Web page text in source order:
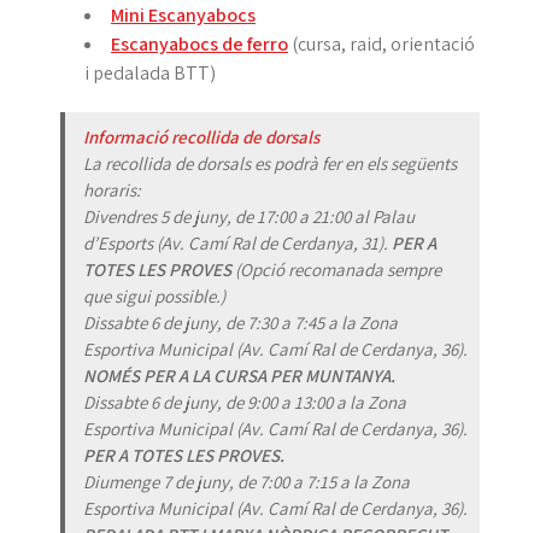
Mini Escanyabocs
Escanyabocs de ferro(cursa, raid, orientació
i pedalada BTT)
Informació recollida de dorsals
La recollida de dorsals es podrà fer en els següents
horaris:
Divendres 5 de juny, de 17:00 a 21:00 al Palau
d’Esports (Av. Camí Ral de Cerdanya, 31). PER A
TOTES LES PROVES(Opció recomanada sempre
que sigui possible.)
Dissabte 6 de juny, de 7:30 a 7:45 a la Zona
Esportiva Municipal (Av. Camí Ral de Cerdanya, 36).
NOMÉS PER A LA CURSA PER MUNTANYA.
Dissabte 6 de juny, de 9:00 a 13:00 a la Zona
Esportiva Municipal (Av. Camí Ral de Cerdanya, 36).
PER A TOTES LES PROVES.
Diumenge 7 de juny, de 7:00 a 7:15 a la Zona
Esportiva Municipal (Av. Camí Ral de Cerdanya, 36).